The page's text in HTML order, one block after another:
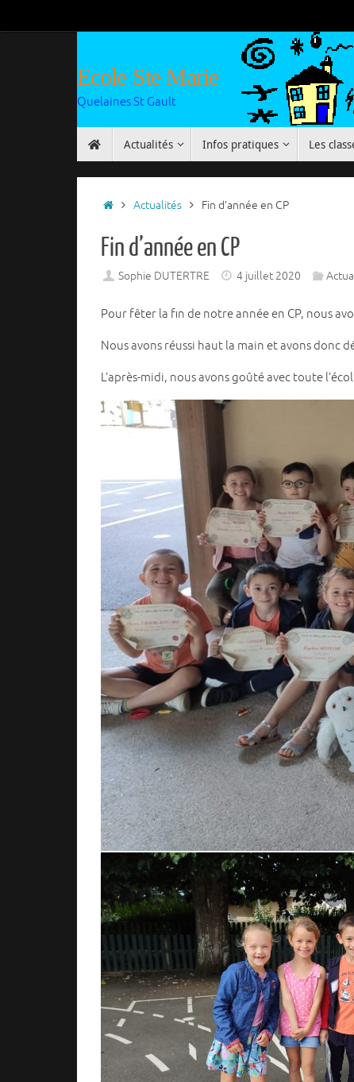
au
Ecole Ste Marie
Quelaines St Gault
Actualités Infos pratiques Les
Accueil
Actualités Fin d’année en CP
Fin d’année en CP
Sophie DUTERTRE 4 juillet 2020
Pour fêter la fin de notre année en CP, nous
Nous avons réussi haut la main et avons donc
L’après-midi, nous avons goûté avec toute